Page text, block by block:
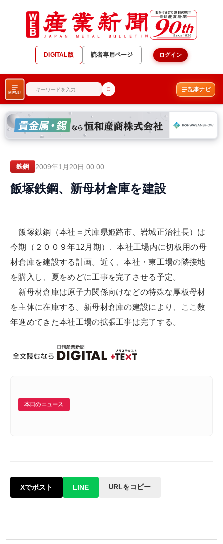
DIGITAL版 読者専用ページ ログイン
MENU
記事ナビ
鉄鋼 2009年1月20日 00:00
飯塚鉄鋼、新母材倉庫を建設
飯塚鉄鋼（本社＝兵庫県姫路市、岩城正治社長）は
今期（２００９年12月期）、本社工場内に切板用の母
材倉庫を建設する計画。近く、本社・東工場の隣接地
を購入し、夏をめどに工事を完了させる予定。
新母材倉庫は原子力関係向けなどの特殊な厚板母材
を主体に在庫する。新母材倉庫の建設により、ここ数
年進めてきた本社工場の拡張工事は完了する。
本日のニュース
Xでポスト LINE URLをコピー